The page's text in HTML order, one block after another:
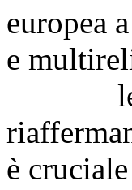
europea
e
le
è